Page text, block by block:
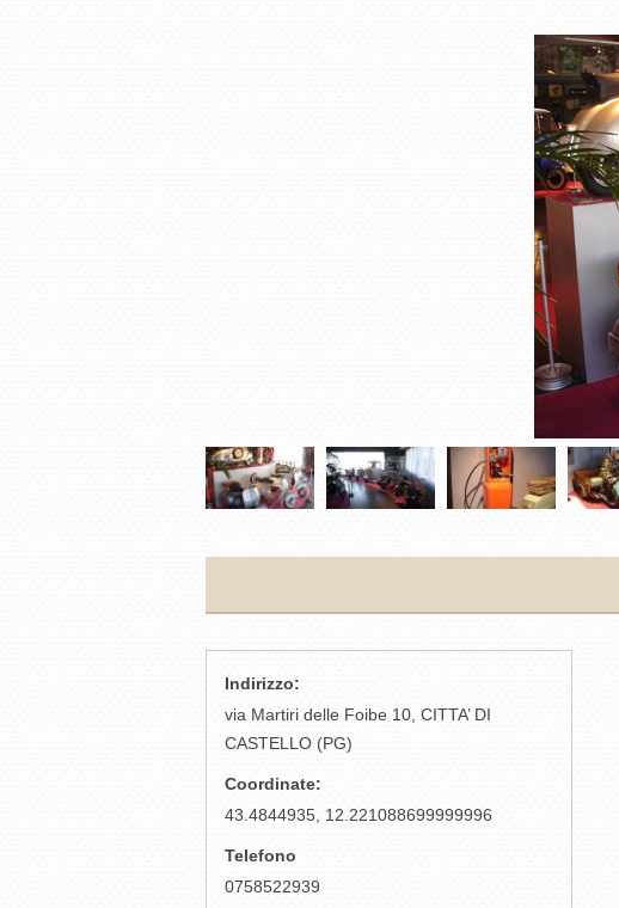
Indirizzo:
via Martiri delle Foibe 10, CITTA’ DI
CASTELLO (PG)
Coordinate:
43.4844935, 12.221088699999996
Telefono
0758522939